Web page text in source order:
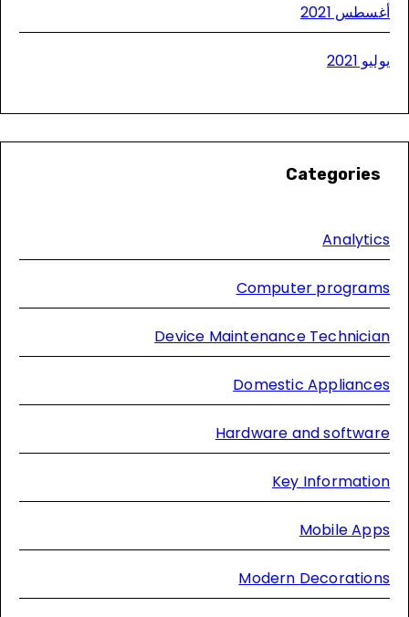
2021
2021
Categories
Computer
Device Maintenance
Domestic
Hardware and
Key
Mobile
Modern